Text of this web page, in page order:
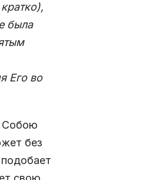
была
Его во
Собою
без